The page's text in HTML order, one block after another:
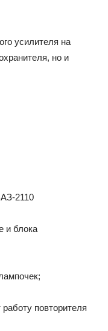
усилителя на
но и
2110
и блока
повторителя